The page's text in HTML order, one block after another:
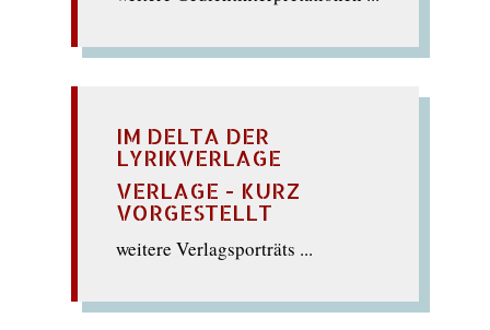
IM DELTA DER
LYRIKVERLAGE
VERLAGE - KURZ
VORGESTELLT
weitere Verlagsporträts ...